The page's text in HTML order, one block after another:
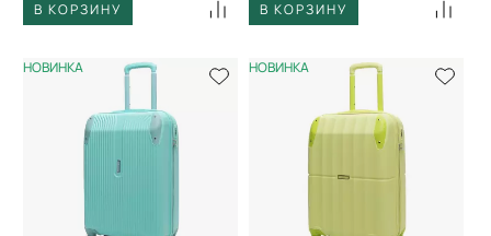
В КОРЗИНУ
В КОРЗИНУ
НОВИНКА НОВИНКА